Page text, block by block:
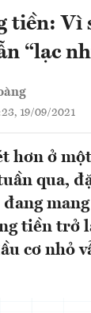
tiền: Vì
“lạc
19/09/2021
hơn ở
qua,
tiền trở
cơ nhỏ